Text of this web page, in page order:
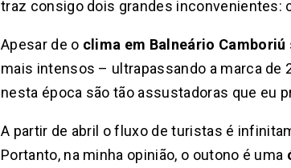
traz consigo dois grandes inconvenientes:
Apesar de o clima em Balneário Camboriú
mais intensos – ultrapassando a marca de
nesta época são tão assustadoras que eu
A partir de abril o fluxo de turistas é
Portanto, na minha opinião, o outono é uma